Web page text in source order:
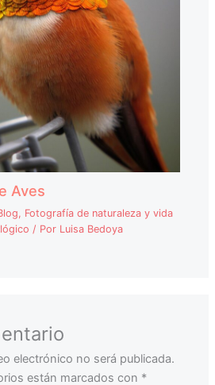
Aves
, Fotografía de naturaleza y vida
/ Por Luisa Bedoya
electrónico no será publicada.
están marcados con *